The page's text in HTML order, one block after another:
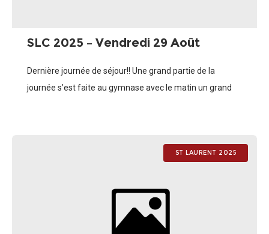
SLC 2025 – Vendredi 29 Août
Dernière journée de séjour!! Une grand partie de la
journée s’est faite au gymnase avec le matin un grand
ST LAURENT 2025